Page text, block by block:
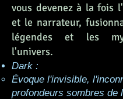
vous devenez à la fois
et le narrateur,
légendes et les
l'univers.
Dark :
Évoque l'invisible,
profondeurs sombres de